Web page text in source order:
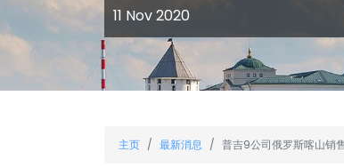
11 Nov 2020
主页 最新消息 普吉9公司俄罗斯喀山销